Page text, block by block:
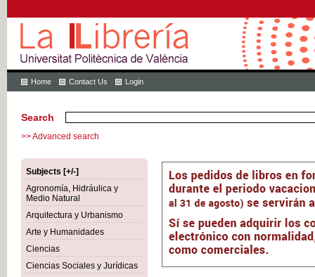
Home Contact Us Login
Search
>> Advanced search
Subjects [+/-]
Agronomía, Hidráulica y
Medio Natural
Arquitectura y Urbanismo
Arte y Humanidades
Ciencias
Ciencias Sociales y Jurídicas